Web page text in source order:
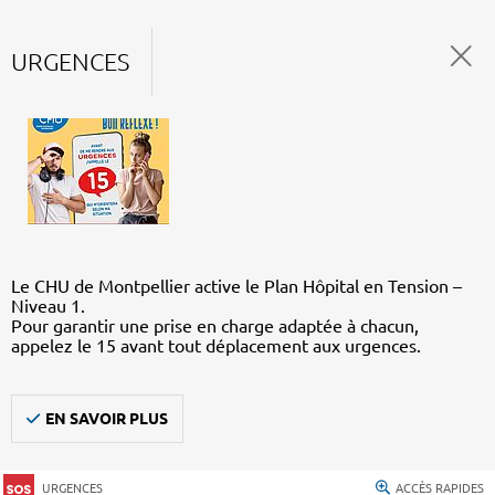
URGENCES
Le CHU de Montpellier active le Plan Hôpital en Tension –
Niveau 1.
Pour garantir une prise en charge adaptée à chacun,
appelez le 15 avant tout déplacement aux urgences.
EN SAVOIR PLUS
URGENCES ACCÈS RAPIDES